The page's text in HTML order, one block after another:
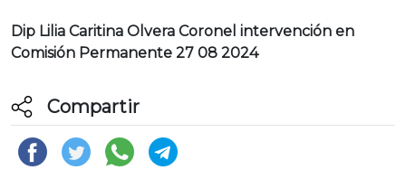
Dip Lilia Caritina Olvera Coronel intervención en
Comisión Permanente 27 08 2024
Compartir